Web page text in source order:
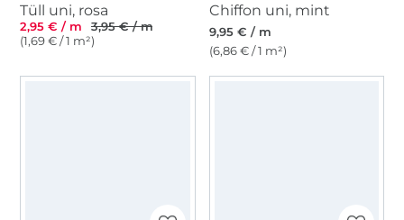
Tüll uni, rosa
2,95 € / m
3,95 € / m
(1,69 € / 1 m²)
Chiffon uni, mint
9,95 € / m
(6,86 € / 1 m²)